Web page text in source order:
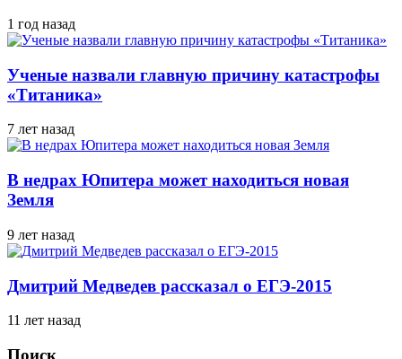
1 год назад
Ученые назвали главную причину катастрофы
«Титаника»
7 лет назад
В недрах Юпитера может находиться новая
Земля
9 лет назад
Дмитрий Медведев рассказал о ЕГЭ-2015
11 лет назад
Поиск